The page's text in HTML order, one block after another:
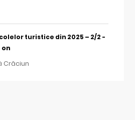
turistice din 2025 – 2/2 -
on
Crăciun